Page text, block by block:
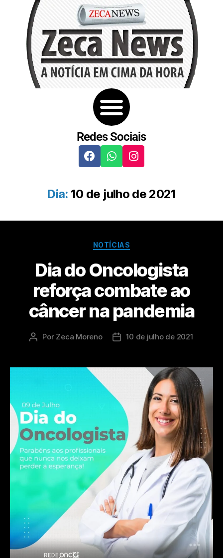
Redes Sociais
Dia: 10 de julho de 2021
NOTÍCIAS
Dia do Oncologista
reforça combate ao
câncer na pandemia
Por Zeca Moreno 10 de julho de 2021